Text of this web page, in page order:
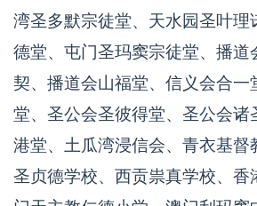
湾圣多默宗徒堂、天水园圣叶理
德堂、屯门圣玛窦宗徒堂、播道
契、播道会山福堂、信义会合一
堂、圣公会圣彼得堂、圣公会诸
港堂、土瓜湾浸信会、青衣基督
圣贞德学校、西贡祟真学校、香